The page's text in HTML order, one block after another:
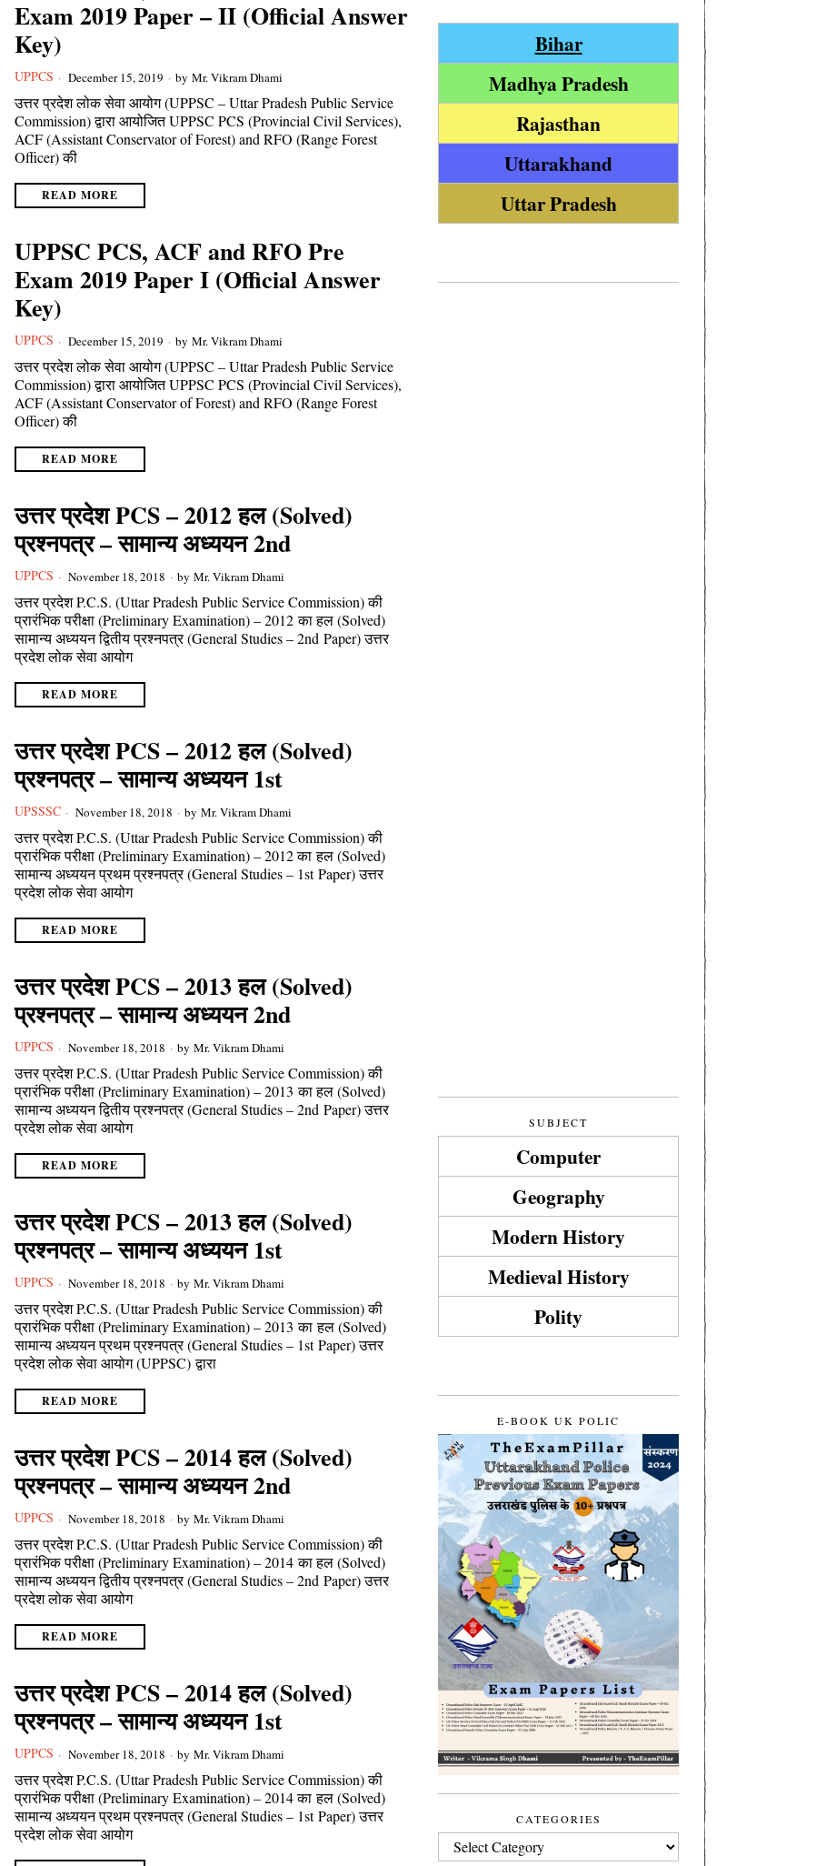
Exam 2019 Paper – II (Official Answer
Key)
UPPCS December 15, 2019 by Mr. Vikram Dhami
उत्तर प्रदेश लोक सेवा आयोग (UPPSC – Uttar Pradesh Public Service
Commission) द्वारा आयोजित UPPSC PCS (Provincial Civil Services),
ACF (Assistant Conservator of Forest) and RFO (Range Forest
Officer) की
READ MORE
UPPSC PCS, ACF and RFO Pre
Exam 2019 Paper I (Official Answer
Key)
UPPCS December 15, 2019 by Mr. Vikram Dhami
उत्तर प्रदेश लोक सेवा आयोग (UPPSC – Uttar Pradesh Public Service
Commission) द्वारा आयोजित UPPSC PCS (Provincial Civil Services),
ACF (Assistant Conservator of Forest) and RFO (Range Forest
Officer) की
READ MORE
उत्तर प्रदेश PCS – 2012 हल (Solved)
प्रश्नपत्र – सामान्य अध्ययन 2nd
UPPCS November 18, 2018 by Mr. Vikram Dhami
उत्तर प्रदेश P.C.S. (Uttar Pradesh Public Service Commission) की
प्रारंभिक परीक्षा (Preliminary Examination) – 2012 का हल (Solved)
सामान्य अध्ययन द्वितीय प्रश्नपत्र (General Studies – 2nd Paper) उत्तर
प्रदेश लोक सेवा आयोग
READ MORE
उत्तर प्रदेश PCS – 2012 हल (Solved)
प्रश्नपत्र – सामान्य अध्ययन 1st
UPSSSC November 18, 2018 by Mr. Vikram Dhami
उत्तर प्रदेश P.C.S. (Uttar Pradesh Public Service Commission) की
प्रारंभिक परीक्षा (Preliminary Examination) – 2012 का हल (Solved)
सामान्य अध्ययन प्रथम प्रश्नपत्र (General Studies – 1st Paper) उत्तर
प्रदेश लोक सेवा आयोग
READ MORE
उत्तर प्रदेश PCS – 2013 हल (Solved)
प्रश्नपत्र – सामान्य अध्ययन 2nd
UPPCS November 18, 2018 by Mr. Vikram Dhami
उत्तर प्रदेश P.C.S. (Uttar Pradesh Public Service Commission) की
प्रारंभिक परीक्षा (Preliminary Examination) – 2013 का हल (Solved)
सामान्य अध्ययन द्वितीय प्रश्नपत्र (General Studies – 2nd Paper) उत्तर
प्रदेश लोक सेवा आयोग
READ MORE
उत्तर प्रदेश PCS – 2013 हल (Solved)
प्रश्नपत्र – सामान्य अध्ययन 1st
UPPCS November 18, 2018 by Mr. Vikram Dhami
उत्तर प्रदेश P.C.S. (Uttar Pradesh Public Service Commission) की
प्रारंभिक परीक्षा (Preliminary Examination) – 2013 का हल (Solved)
सामान्य अध्ययन प्रथम प्रश्नपत्र (General Studies – 1st Paper) उत्तर
प्रदेश लोक सेवा आयोग (UPPSC) द्वारा
READ MORE
उत्तर प्रदेश PCS – 2014 हल (Solved)
प्रश्नपत्र – सामान्य अध्ययन 2nd
UPPCS November 18, 2018 by Mr. Vikram Dhami
उत्तर प्रदेश P.C.S. (Uttar Pradesh Public Service Commission) की
प्रारंभिक परीक्षा (Preliminary Examination) – 2014 का हल (Solved)
सामान्य अध्ययन द्वितीय प्रश्नपत्र (General Studies – 2nd Paper) उत्तर
प्रदेश लोक सेवा आयोग
READ MORE
उत्तर प्रदेश PCS – 2014 हल (Solved)
प्रश्नपत्र – सामान्य अध्ययन 1st
UPPCS November 18, 2018 by Mr. Vikram Dhami
उत्तर प्रदेश P.C.S. (Uttar Pradesh Public Service Commission) की
प्रारंभिक परीक्षा (Preliminary Examination) – 2014 का हल (Solved)
सामान्य अध्ययन प्रथम प्रश्नपत्र (General Studies – 1st Paper) उत्तर
प्रदेश लोक सेवा आयोग
Bihar
Madhya Pradesh
Rajasthan
Uttarakhand
Uttar Pradesh
SUBJECT
Computer
Geography
Modern History
Medieval History
Polity
E-BOOK UK POLIC
CATEGORIES
CATEGORIES